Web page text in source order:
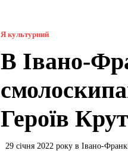
Я культурний
В Івано-
Героїв Крут
29 січня 2022 року в Івано-